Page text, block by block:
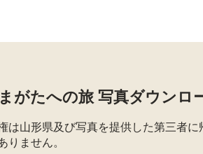
がたへの旅 写真ダウンロ
は山形県及び写真を提供した第三者
りません。